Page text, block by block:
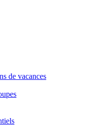
de vacances